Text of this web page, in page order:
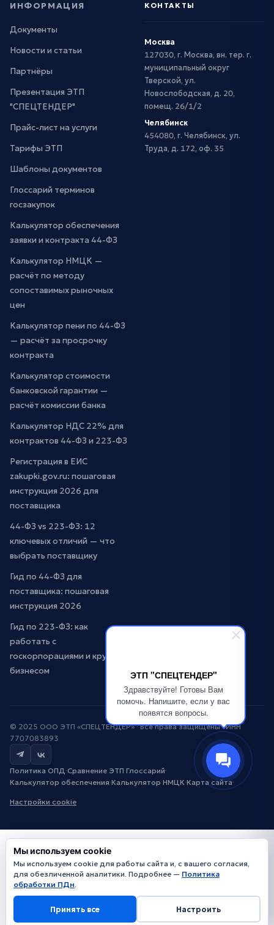
ЭТП "СПЕЦТЕНДЕР"
Здравствуйте! Готовы Вам
помочь. Напишите, если у вас
появятся вопросы.
ИНФОРМАЦИЯ
Документы
Новости и статьи
Партнёры
Презентация ЭТП
"СПЕЦТЕНДЕР"
Прайс-лист на услуги
Тарифы ЭТП
Шаблоны документов
Глоссарий терминов
госзакупок
Калькулятор обеспечения
заявки и контракта 44-ФЗ
Калькулятор НМЦК —
расчёт по методу
сопоставимых рыночных
цен
Калькулятор пени по 44-ФЗ
— расчёт за просрочку
контракта
Калькулятор стоимости
банковской гарантии —
расчёт комиссии банка
Калькулятор НДС 22% для
контрактов 44-ФЗ и 223-ФЗ
Регистрация в ЕИС
zakupki.gov.ru: пошаговая
инструкция 2026 для
поставщика
44-ФЗ vs 223-ФЗ: 12
ключевых отличий — что
выбрать поставщику
Гид по 44-ФЗ для
поставщика: пошаговая
инструкция 2026
Гид по 223-ФЗ: как
работать с
госкорпорациями и крупным
бизнесом
КОНТАКТЫ
Москва
127030, г. Москва, вн. тер. г.
муниципальный округ
Тверской, ул.
Новослободская, д. 20,
помещ. 26/1/2
Челябинск
454080, г. Челябинск, ул.
Труда, д. 172, оф. 35
© 2025 ООО ЭТП «СПЕЦТЕНДЕР» · Все права защищены · ИНН
7707083893
Политика ОПД·Сравнение ЭТП·Глоссарий·
Калькулятор обеспечения·Калькулятор НМЦК·Карта сайта·
Настройки cookie
Мы используем cookie
Мы используем cookie для работы сайта и, с вашего согласия,
для обезличенной аналитики. Подробнее — Политика
обработки ПДн.
Принять все Настроить